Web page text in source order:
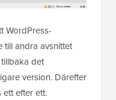
WordPress-
andra avsnittet
det
version. Därefter
efter ett.